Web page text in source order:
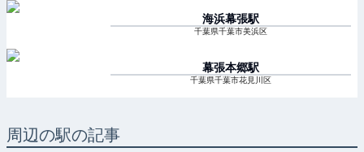
海浜幕張駅
千葉県千葉市美浜区
幕張本郷駅
千葉県千葉市花見川区
周辺の駅の記事